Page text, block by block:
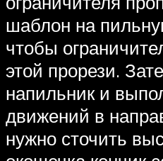
шаблон на
чтобы
этой прорези.
напильник и
движений в
нужно сточить